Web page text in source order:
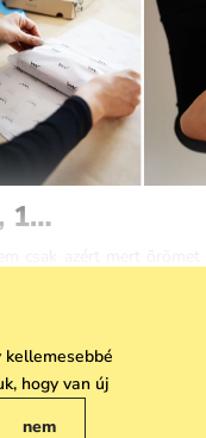
1…
csak azért mert
amiket újrarendeltūnk,
lesz minek ōrūlni,
kellemesebbé
hogy van új
nem